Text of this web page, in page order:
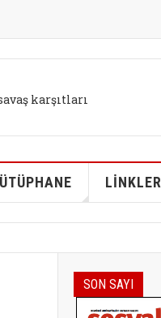
karşıtları
LİNKLER
SON SAYI